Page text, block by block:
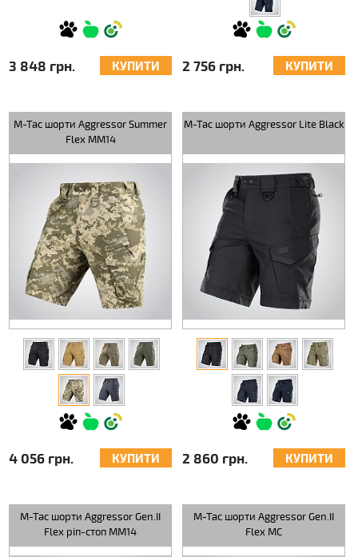
3 848 грн. КУПИТИ 2 756 грн. КУПИТИ
M-Tac шорти Aggressor Summer
Flex MM14
4 056 грн. КУПИТИ
M-Tac шорти Aggressor Lite Black
2 860 грн. КУПИТИ
M-Tac шорти Aggressor Gen.II
Flex ріп-стоп MM14
M-Tac шорти Aggressor Gen.II
Flex MC